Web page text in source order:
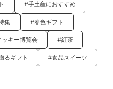
#手土産におすすめ
集 #春色ギフト
キー博覧会 #紅茶
るギフト #食品スイーツ